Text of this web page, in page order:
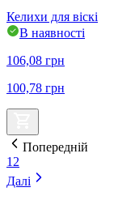
Келихи для віскі
В наявності
106,08 грн
100,78 грн
Попередній
1 2
Далі